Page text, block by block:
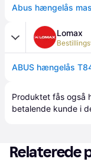
Lomax
ABUS hængelås
Produktet fås også
betalende kunde i
Relaterede